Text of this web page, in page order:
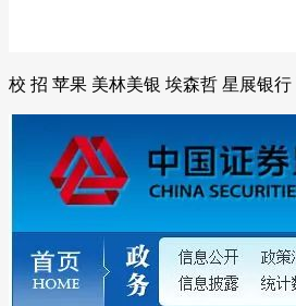
校 招 苹果 美林美银 埃森哲 星展银